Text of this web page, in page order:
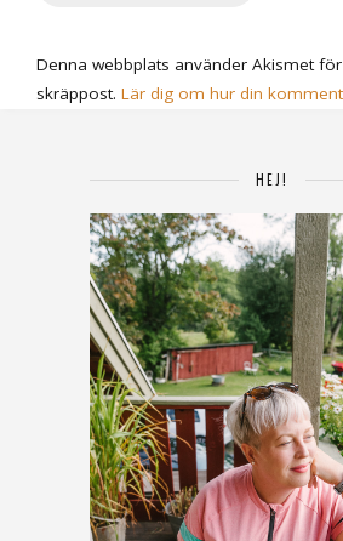
Denna webbplats använder Akismet
skräppost. Lär dig om hur din
HEJ!